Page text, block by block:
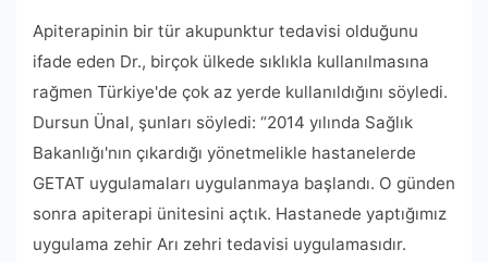
Apiterapinin bir tür akupunktur tedavisi olduğunu
ifade eden Dr., birçok ülkede sıklıkla kullanılmasına
rağmen Türkiye'de çok az yerde kullanıldığını söyledi.
Dursun Ünal, şunları söyledi: “2014 yılında Sağlık
Bakanlığı'nın çıkardığı yönetmelikle hastanelerde
GETAT uygulamaları uygulanmaya başlandı. O günden
sonra apiterapi ünitesini açtık. Hastanede yaptığımız
uygulama zehir Arı zehri tedavisi uygulamasıdır.